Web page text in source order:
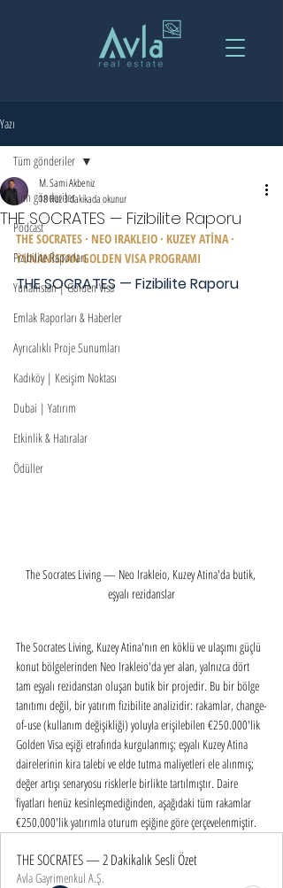
Yazı
Tüm gönderiler
Podcast
Fizibilite Raporları
Yunanistan | Golden Visa
Emlak Raporları & Haberler
Ayrıcalıklı Proje Sunumları
Kadıköy | Kesişim Noktası
Dubai | Yatırım
Etkinlik & Hatıralar
Ödüller
Tüm gönderiler
THE SOCRATES — Fizibilite Raporu
M. Sami Akbeniz
18 Haz3 dakikada okunur
THE SOCRATES · NEO IRAKLEIO · KUZEY ATİNA ·
YUNANİSTAN GOLDEN VISA PROGRAMI
THE SOCRATES — Fizibilite Raporu
The Socrates Living — Neo Irakleio, Kuzey Atina'da butik,
eşyalı rezidanslar
The Socrates Living, Kuzey Atina'nın en köklü ve ulaşımı güçlü
konut bölgelerinden Neo Irakleio'da yer alan, yalnızca dört
tam eşyalı rezidanstan oluşan butik bir projedir. Bu bir bölge
tanıtımı değil, bir yatırım fizibilite analizidir: rakamlar, change-
of-use (kullanım değişikliği) yoluyla erişilebilen €250.000'lik
Golden Visa eşiği etrafında kurgulanmış; eşyalı Kuzey Atina
dairelerinin kira talebi ve elde tutma maliyetleri ele alınmış;
değer artışı senaryosu risklerle birlikte tartılmıştır. Daire
fiyatları henüz kesinleşmediğinden, aşağıdaki tüm rakamlar
€250.000'lik yatırımla oturum eşiğine göre çerçevelenmiştir.
THE SOCRATES — 2 Dakikalık Sesli Özet
Avla Gayrimenkul A.Ş.